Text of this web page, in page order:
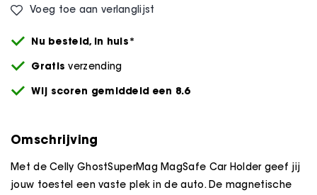
Voeg toe aan verlanglijst
Nu besteld, in huis*
Gratis verzending
Wij scoren gemiddeld een 8.6
Omschrijving
Met de Celly GhostSuperMag MagSafe Car Holder geef jij
jouw toestel een vaste plek in de auto. De magnetische